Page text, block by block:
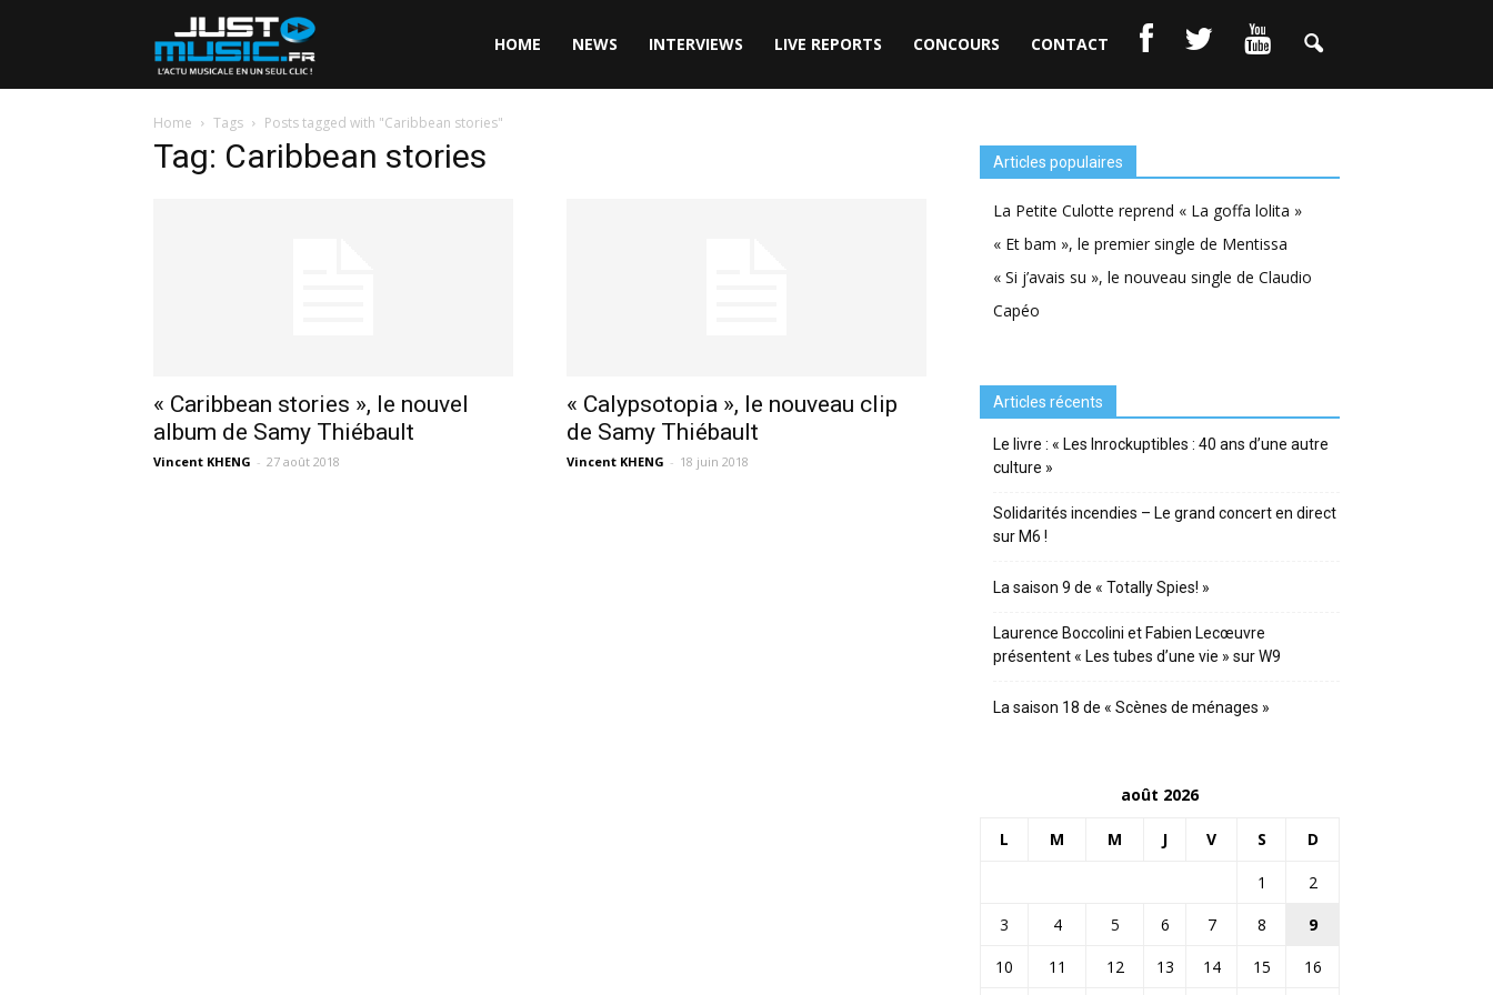
HOME NEWS INTERVIEWS LIVE REPORTS CONCOURS CONTACT
Home Tags Posts tagged with "Caribbean stories"
Tag: Caribbean stories
« Caribbean stories », le nouvel
album de Samy Thiébault
Vincent KHENG - 27 août 2018
« Calypsotopia », le nouveau clip
de Samy Thiébault
Vincent KHENG - 18 juin 2018
Articles populaires
La Petite Culotte reprend « La goffa lolita »
« Et bam », le premier single de Mentissa
« Si j’avais su », le nouveau single de Claudio
Capéo
Articles récents
Le livre : « Les Inrockuptibles : 40 ans d’une autre
culture »
Solidarités incendies – Le grand concert en direct
sur M6 !
La saison 9 de « Totally Spies! »
Laurence Boccolini et Fabien Lecœuvre
présentent « Les tubes d’une vie » sur W9
La saison 18 de « Scènes de ménages »
août 2026
L M M J V S D
1
2
3
4 5 6 7 8
9
10
11 12 13 14 15 16